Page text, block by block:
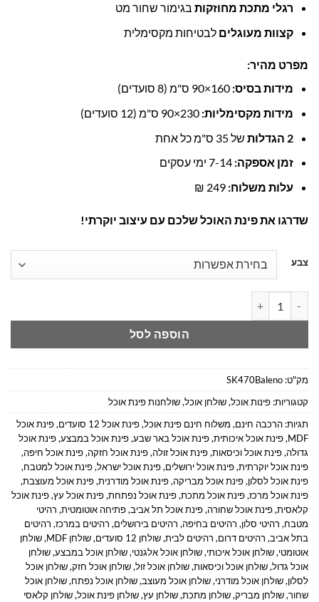
רגלי מתכת מחוזקותבגימור שחור מט
קצוות מעוגלים לבטיחות מקסימלית
מפרט מהיר:
מידות בסיס:
מידות מקסימליות:
2 הגדלות
של 35 ס"מ כל אחת
זמן אספקה:
עלות משלוח:
שדרגו את פינת האוכל שלכם עם עיצוב יוקרתי!
צבע
הוספה לסל
מק"ט: SK470Baleno
קטגוריות: פינות אוכל,שולחן אוכל,שולחנות פינת אוכל
תגיות: הרכבה חינם, משלוח חינם פינת אוכל,פינת אוכל 12 סועדים ,פינת אוכל
MDF
,פינת אוכל איכותית,פינת אוכל באר שבע,פינת אוכל במבצע,פינת אוכל
גדולה,פינת אוכל וכיסאות,פינת אוכל זולה,פינת אוכל חזקה,פינת אוכל חיפה,
פינת אוכל יוקרתית,פינת אוכל ירושלים,פינת אוכל ישראל,פינת אוכל למטבח,
פינת אוכל לסלון,פינת אוכל מבריקה,פינת אוכל מודרנית,פינת אוכל מעוצבת,
פינת אוכל מרכז,פינת אוכל מתכת,פינת אוכל נפתחת,פינת אוכל עץ,פינת אוכל
קלאסית,פינת אוכל שחורה,פינת אוכל תל אביב,פתיחה אוטומטית, רהיטי
מטבח, רהיטי סלון, רהיטים בחיפה, רהיטים בירושלים, רהיטים במרכז, רהיטים
בתל אביב, רהיטים דרום, רהיטים לבית,שולחן 12 סועדים ,שולחן MDF ,שולחן
אוטומטי,שולחן אוכל איכותי,שולחן אוכל אלגנטי,שולחן אוכל במבצע,שולחן
אוכל גדול,שולחן אוכל וכיסאות,שולחן אוכל זול,שולחן אוכל חזק,שולחן אוכל
לסלון,שולחן אוכל מודרני,שולחן אוכל מעוצב,שולחן אוכל נפתח,שולחן אוכל
שחור,שולחן מבריק,שולחן מתכת,שולחן עץ,שולחן פינת אוכל,שולחן קלאסי